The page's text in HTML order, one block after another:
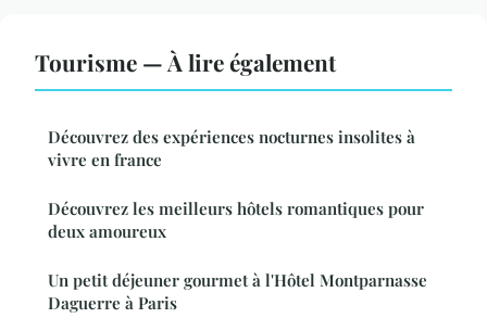
Tourisme — À lire également
Découvrez des expériences nocturnes insolites à
vivre en france
Découvrez les meilleurs hôtels romantiques pour
deux amoureux
Un petit déjeuner gourmet à l'Hôtel Montparnasse
Daguerre à Paris